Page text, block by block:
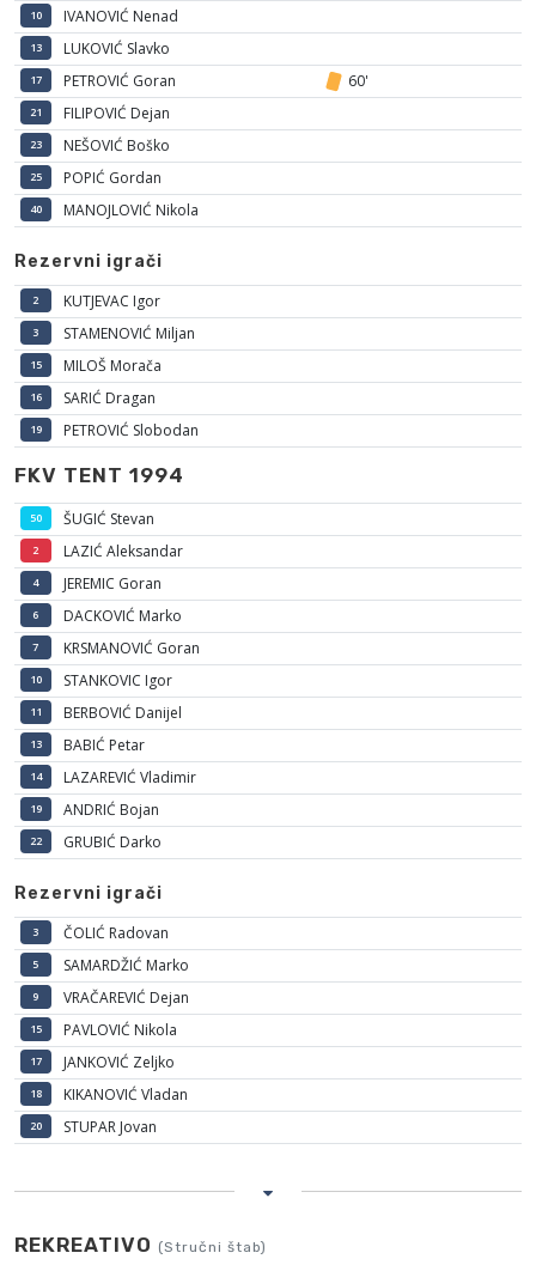
10 IVANOVIĆ Nenad
13 LUKOVIĆ Slavko
17 PETROVIĆ Goran 60'
21 FILIPOVIĆ Dejan
23 NEŠOVIĆ Boško
25 POPIĆ Gordan
40 MANOJLOVIĆ Nikola
Rezervni igrači
2 KUTJEVAC Igor
3 STAMENOVIĆ Miljan
15 MILOŠ Morača
16 SARIĆ Dragan
19 PETROVIĆ Slobodan
FKV TENT 1994
50 ŠUGIĆ Stevan
2 LAZIĆ Aleksandar
4 JEREMIC Goran
6 DACKOVIĆ Marko
7 KRSMANOVIĆ Goran
10 STANKOVIC Igor
11 BERBOVIĆ Danijel
13 BABIĆ Petar
14 LAZAREVIĆ Vladimir
19 ANDRIĆ Bojan
22 GRUBIĆ Darko
Rezervni igrači
3 ČOLIĆ Radovan
5 SAMARDŽIĆ Marko
9 VRAČAREVIĆ Dejan
15 PAVLOVIĆ Nikola
17 JANKOVIĆ Zeljko
18 KIKANOVIĆ Vladan
20 STUPAR Jovan
REKREATIVO (Stručni štab)